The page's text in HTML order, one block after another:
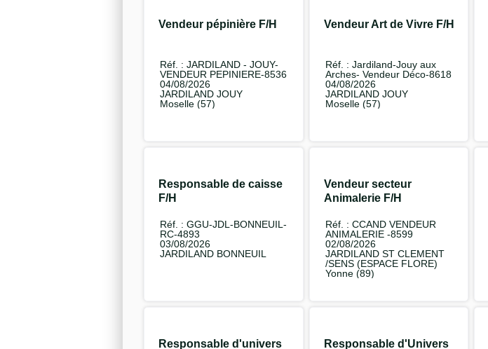
Vendeur pépinière F/H
Réf. : JARDILAND - JOUY-
VENDEUR PEPINIERE-8536
04/08/2026
JARDILAND JOUY
Moselle (57)
Vendeur Art de Vivre F/H
Réf. : Jardiland-Jouy aux
Arches- Vendeur Déco-8618
04/08/2026
JARDILAND JOUY
Moselle (57)
Responsable de caisse
F/H
Réf. : GGU-JDL-BONNEUIL-
RC-4893
03/08/2026
JARDILAND BONNEUIL
Vendeur secteur
Animalerie F/H
Réf. : CCAND VENDEUR
ANIMALERIE -8599
02/08/2026
JARDILAND ST CLEMENT
/SENS (ESPACE FLORE)
Yonne (89)
Responsable d'univers
Responsable d'Univers